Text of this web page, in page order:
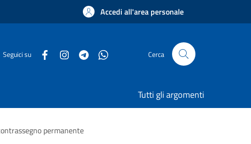
Accedi all'area personale
Seguici su Cerca
Tutti gli argomenti
permanente